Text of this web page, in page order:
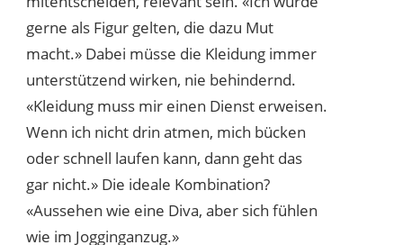
gerne als Figur gelten, die dazu Mut
macht.» Dabei müsse die Kleidung immer
unterstützend wirken, nie behindernd.
«Kleidung muss mir einen Dienst erweisen.
Wenn ich nicht drin atmen, mich bücken
oder schnell laufen kann, dann geht das
gar nicht.» Die ideale Kombination?
«Aussehen wie eine Diva, aber sich fühlen
wie im Jogginganzug.»